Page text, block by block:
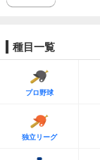
種目一覧
プロ野球
独立リーグ